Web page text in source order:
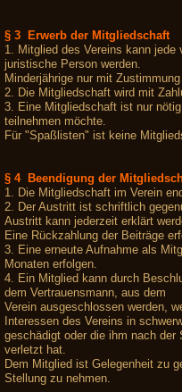
§ 3 Erwerb der Mitgliedschaft
1. Mitglied des Vereins kann jede
juristische Person werden.
Minderjährige nur mit
2. Die Mitgliedschaft wird mit
3. Eine Mitgliedschaft ist nur
teilnehmen möchte.
Für "Spaßlisten" ist keine
§ 4 Beendigung der
1. Die Mitgliedschaft im Verein
2. Der Austritt ist schriftlich
Austritt kann jederzeit erklärt
Eine Rückzahlung der Beiträge
3. Eine erneute Aufnahme als
Monaten erfolgen.
4. Ein Mitglied kann durch
dem Vertrauensmann, aus dem
Verein ausgeschlossen werden,
Interessen des Vereins in
geschädigt oder die ihm nach der
verletzt hat.
Dem Mitglied ist Gelegenheit zu
Stellung zu nehmen.